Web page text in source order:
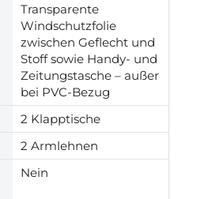
Transparente
Windschutzfolie
zwischen Geflecht und
Stoff sowie Handy- und
Zeitungstasche – außer
bei PVC-Bezug
2 Klapptische
2 Armlehnen
Nein